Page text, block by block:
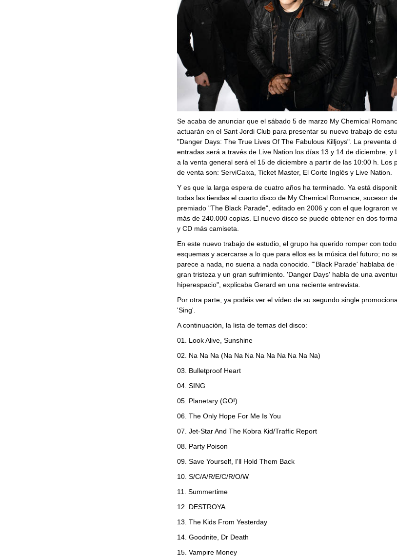
Se acaba de anunciar que el sábado 5 de marzo My Chemical
actuarán en el Sant Jordi Club para presentar su nuevo trabajo de
"Danger Days: The True Lives Of The Fabulous Killjoys". La preventa
entradas será a través de Live Nation los días 13 y 14 de diciembre, y
a la venta general será el 15 de diciembre a partir de las 10:00 h. Los
de venta son: ServiCaixa, Ticket Master, El Corte Inglés y Live Nation.
Y es que la larga espera de cuatro años ha terminado. Ya está
todas las tiendas el cuarto disco de My Chemical Romance, sucesor
premiado "The Black Parade", editado en 2006 y con el que lograron
más de 240.000 copias. El nuevo disco se puede obtener en dos
y CD más camiseta.
En este nuevo trabajo de estudio, el grupo ha querido romper con
esquemas y acercarse a lo que para ellos es la música del futuro; no
parece a nada, no suena a nada conocido. "'Black Parade' hablaba de
gran tristeza y un gran sufrimiento. 'Danger Days' habla de una
hiperespacio", explicaba Gerard en una reciente entrevista.
Por otra parte, ya podéis ver el vídeo de su segundo single
'Sing'.
A continuación, la lista de temas del disco:
01. Look Alive, Sunshine
02. Na Na Na (Na Na Na Na Na Na Na Na Na)
03. Bulletproof Heart
04. SING
05. Planetary (GO!)
06. The Only Hope For Me Is You
07. Jet-Star And The Kobra Kid/Traffic Report
08. Party Poison
09. Save Yourself, I'll Hold Them Back
10. S/C/A/R/E/C/R/O/W
11. Summertime
12. DESTROYA
13. The Kids From Yesterday
14. Goodnite, Dr Death
15. Vampire Money